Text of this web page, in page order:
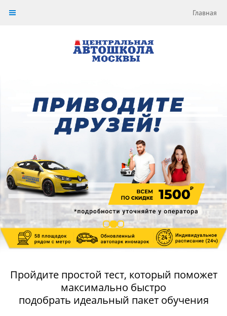
Главная
Пройдите простой тест, который поможет
максимально быстро
подобрать идеальный пакет обучения